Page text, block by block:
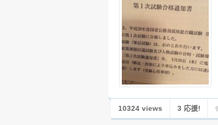
10324 views 3 応援!